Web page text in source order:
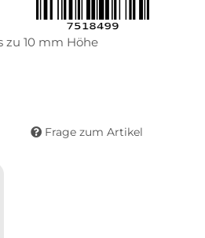
zu 10 mm Höhe
Frage zum Artikel